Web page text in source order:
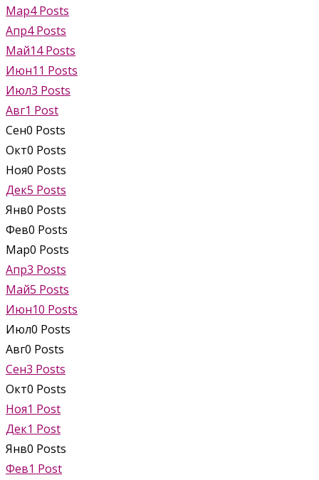
Мар4 Posts
Апр4 Posts
Май14 Posts
Июн11 Posts
Июл3 Posts
Авг1 Post
Сен0 Posts
Окт0 Posts
Ноя0 Posts
Дек5 Posts
Янв0 Posts
Фев0 Posts
Мар0 Posts
Апр3 Posts
Май5 Posts
Июн10 Posts
Июл0 Posts
Авг0 Posts
Сен3 Posts
Окт0 Posts
Ноя1 Post
Дек1 Post
Янв0 Posts
Фев1 Post